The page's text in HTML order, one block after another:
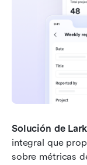
Solución de
integral que
sobre métricas